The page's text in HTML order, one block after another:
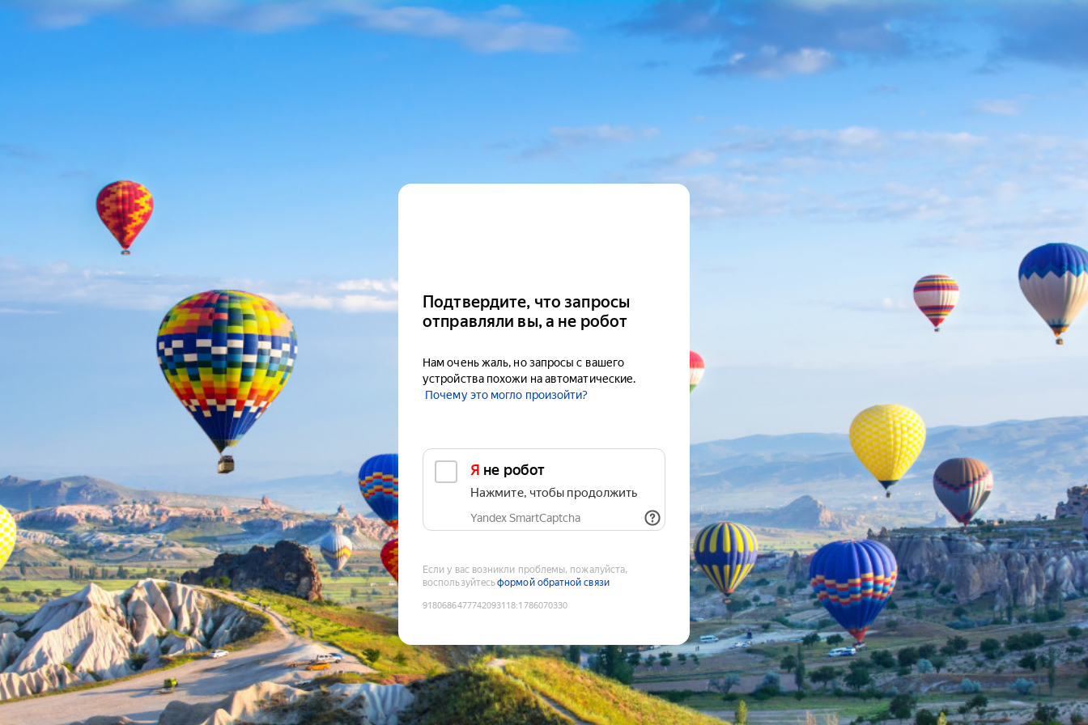
Подтвердите, что запросы
отправляли вы, а не робот
Нам очень жаль, но запросы с вашего
устройства похожи на автоматические.
Почему это могло произойти?
Я не робот
Нажмите, чтобы продолжить
Yandex SmartCaptcha
Если у вас возникли проблемы, пожалуйста,
воспользуйтесьформой обратной связи
9180686477742093118:1786070330